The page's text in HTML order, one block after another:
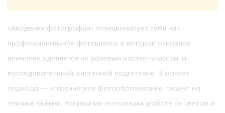
«Академия фотографии» позиционирует себя как
профессиональная фотошкола, в которой основное
внимание уделяется не разовым мастер‑классам, а
последовательной, системной подготовке. В основе
подхода — классическое фотообразование: акцент на
технике съёмки, понимании экспозиции, работе со светом и